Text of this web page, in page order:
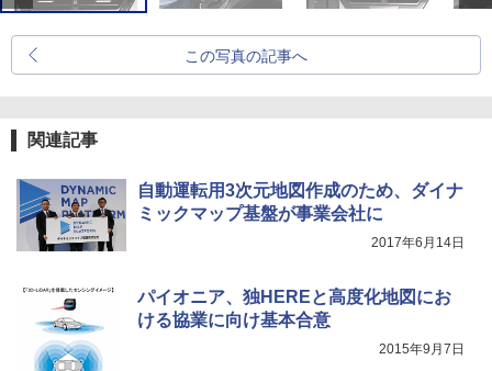
この写真の記事へ
関連記事
自動運転用3次元地図作成のため、ダイナ
ミックマップ基盤が事業会社に
2017年6月14日
パイオニア、独HEREと高度化地図にお
ける協業に向け基本合意
2015年9月7日